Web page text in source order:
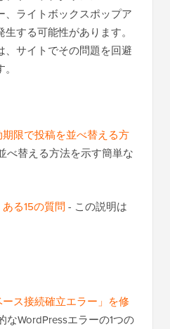
、ライトボックスポップア
する可能性があります。
、サイトでその問題を回避
限で投稿を並べ替える方
べ替える方法を示す簡単な
る15の質問 - この説明は
ス接続確立エラー」を修
なWordPressエラーの1つの